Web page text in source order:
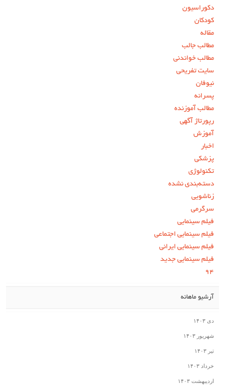
دکوراسیون
کودکان
مقاله
مطالب جالب
مطالب خواندنی
سایت تفریحی
نیوفان
پسرانه
مطالب آموزنده
رپورتاژ آگهی
آموزش
اخبار
پزشکی
تکنولوژی
دسته‌بندی نشده
زناشویی
سرگرمی
فیلم سینمایی
فیلم سینمایی اجتماعی
فیلم سینمایی ایرانی
فیلم سینمایی جدید
۹۴
آرشیو ماهانه
دی ۱۴۰۳
شهریور ۱۴۰۳
تیر ۱۴۰۳
خرداد ۱۴۰۳
اردیبهشت ۱۴۰۳